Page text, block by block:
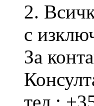
2.
с
За
тел.: